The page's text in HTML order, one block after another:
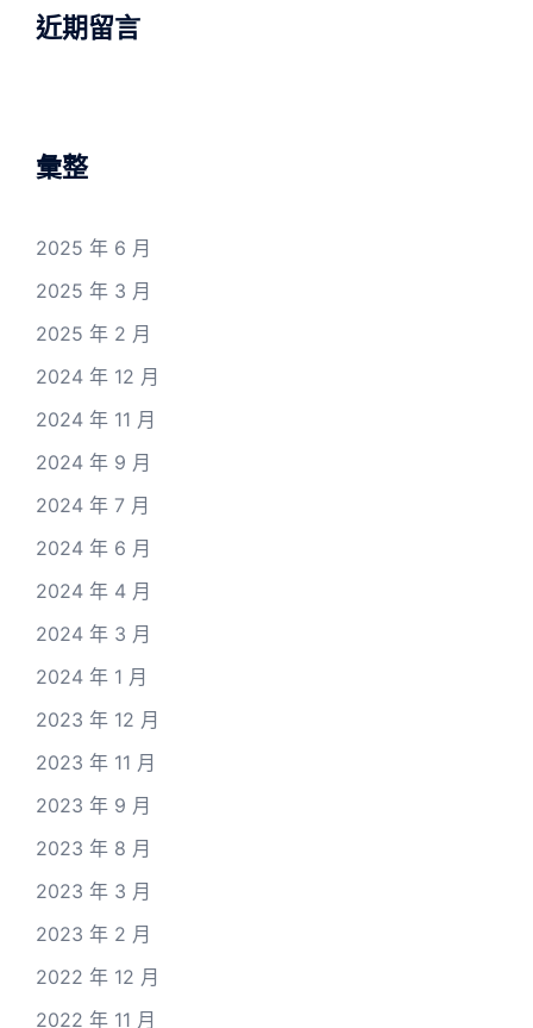
近期留言
彙整
2025 年 6 月
2025 年 3 月
2025 年 2 月
2024 年 12 月
2024 年 11 月
2024 年 9 月
2024 年 7 月
2024 年 6 月
2024 年 4 月
2024 年 3 月
2024 年 1 月
2023 年 12 月
2023 年 11 月
2023 年 9 月
2023 年 8 月
2023 年 3 月
2023 年 2 月
2022 年 12 月
2022 年 11 月